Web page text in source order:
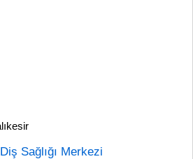
Sağlığı Merkezi